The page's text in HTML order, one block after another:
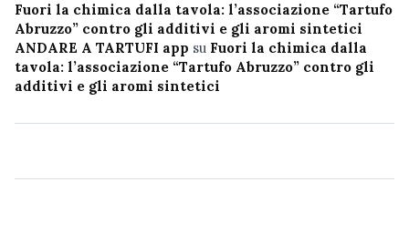
Fuori la chimica dalla tavola: l’associazione “Tartufo
Abruzzo” contro gli additivi e gli aromi sintetici
ANDARE A TARTUFI app su Fuori la chimica dalla
tavola: l’associazione “Tartufo Abruzzo” contro gli
additivi e gli aromi sintetici